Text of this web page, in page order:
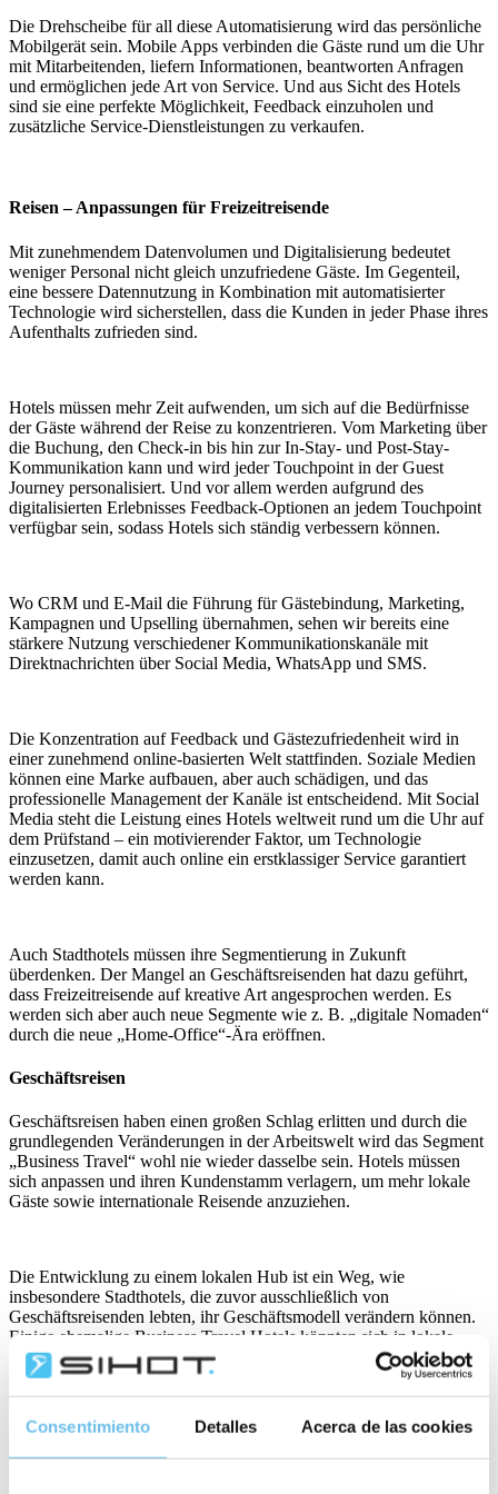
Consentimiento Detalles Acerca de las cookies
Die Drehscheibe für all diese Automatisierung wird das persönliche
Mobilgerät sein. Mobile Apps verbinden die Gäste rund um die Uhr
mit Mitarbeitenden, liefern Informationen, beantworten Anfragen
und ermöglichen jede Art von Service. Und aus Sicht des Hotels
sind sie eine perfekte Möglichkeit, Feedback einzuholen und
zusätzliche Service-Dienstleistungen zu verkaufen.
Reisen – Anpassungen für Freizeitreisende
Mit zunehmendem Datenvolumen und Digitalisierung bedeutet
weniger Personal nicht gleich unzufriedene Gäste. Im Gegenteil,
eine bessere Datennutzung in Kombination mit automatisierter
Technologie wird sicherstellen, dass die Kunden in jeder Phase ihres
Aufenthalts zufrieden sind.
Hotels müssen mehr Zeit aufwenden, um sich auf die Bedürfnisse
der Gäste während der Reise zu konzentrieren. Vom Marketing über
die Buchung, den Check-in bis hin zur In-Stay- und Post-Stay-
Kommunikation kann und wird jeder Touchpoint in der Guest
Journey personalisiert. Und vor allem werden aufgrund des
digitalisierten Erlebnisses Feedback-Optionen an jedem Touchpoint
verfügbar sein, sodass Hotels sich ständig verbessern können.
Wo CRM und E-Mail die Führung für Gästebindung, Marketing,
Kampagnen und Upselling übernahmen, sehen wir bereits eine
stärkere Nutzung verschiedener Kommunikationskanäle mit
Direktnachrichten über Social Media, WhatsApp und SMS.
Die Konzentration auf Feedback und Gästezufriedenheit wird in
einer zunehmend online-basierten Welt stattfinden. Soziale Medien
können eine Marke aufbauen, aber auch schädigen, und das
professionelle Management der Kanäle ist entscheidend. Mit Social
Media steht die Leistung eines Hotels weltweit rund um die Uhr auf
dem Prüfstand – ein motivierender Faktor, um Technologie
einzusetzen, damit auch online ein erstklassiger Service garantiert
werden kann.
Auch Stadthotels müssen ihre Segmentierung in Zukunft
überdenken. Der Mangel an Geschäftsreisenden hat dazu geführt,
dass Freizeitreisende auf kreative Art angesprochen werden. Es
werden sich aber auch neue Segmente wie z. B. „digitale Nomaden“
durch die neue „Home-Office“-Ära eröffnen.
Geschäftsreisen
Geschäftsreisen haben einen großen Schlag erlitten und durch die
grundlegenden Veränderungen in der Arbeitswelt wird das Segment
„Business Travel“ wohl nie wieder dasselbe sein. Hotels müssen
sich anpassen und ihren Kundenstamm verlagern, um mehr lokale
Gäste sowie internationale Reisende anzuziehen.
Die Entwicklung zu einem lokalen Hub ist ein Weg, wie
insbesondere Stadthotels, die zuvor ausschließlich von
Geschäftsreisenden lebten, ihr Geschäftsmodell verändern können.
Einige ehemalige Business Travel Hotels könnten sich in lokale
Kultur- und Geschäftszentren verwandeln, Veranstaltungen
durchführen und sich darauf konzentrieren, gemeinschaftliche Orte
zu werden, an denen Menschen zusammenkommen.